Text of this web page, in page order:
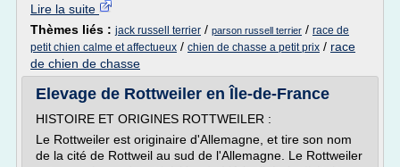
Lire la suite
Thèmes liés : jack russell terrier / parson russell terrier / race de
petit chien calme et affectueux / chien de chasse a petit prix / race
de chien de chasse
Elevage de Rottweiler en Île-de-France
HISTOIRE ET ORIGINES ROTTWEILER :
Le Rottweiler est originaire d'Allemagne, et tire son nom
de la cité de Rottweil au sud de l'Allemagne. Le Rottweiler